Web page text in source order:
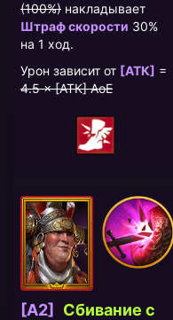
(100%) накладывает
Штраф скорости 30%
на 1 ход.
Урон зависит от [АТК] =
4.5 × [АТК] AoE
[A2] Сбивание с